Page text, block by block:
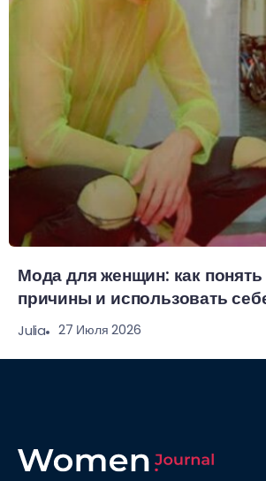
Мода для женщин: как
причины и использовать
Julia 27 Июля 2026